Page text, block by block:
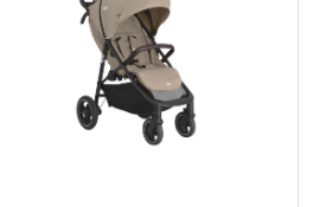
p
r
o